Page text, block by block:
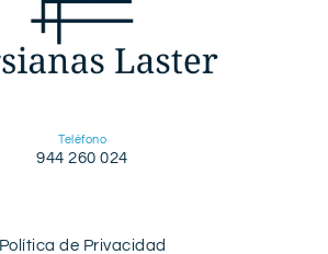
Teléfono
944 260 024
Política de Privacidad